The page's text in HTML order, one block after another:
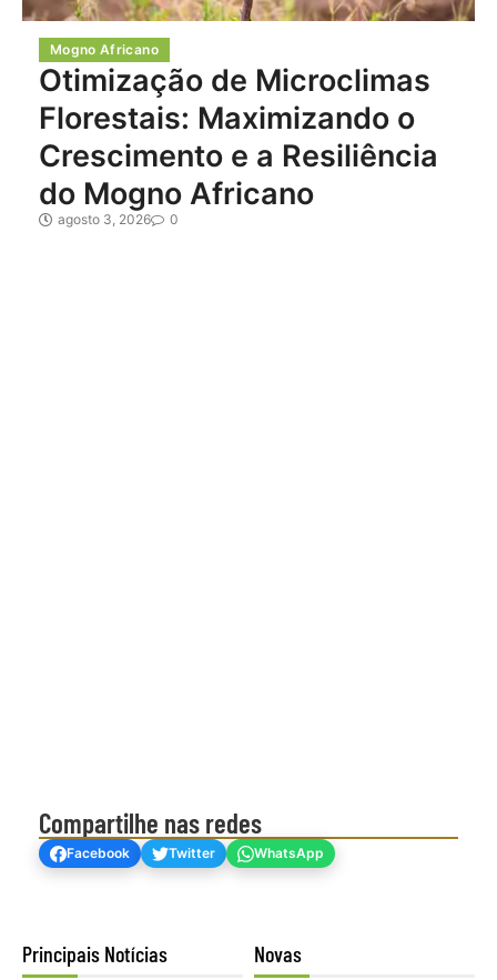
Mogno Africano
Otimização de Microclimas
Florestais: Maximizando o
Crescimento e a Resiliência
do Mogno Africano
agosto 3, 2026 0
Compartilhe nas redes
Facebook Twitter WhatsApp
Principais Notícias
Mogno Africano
Novas